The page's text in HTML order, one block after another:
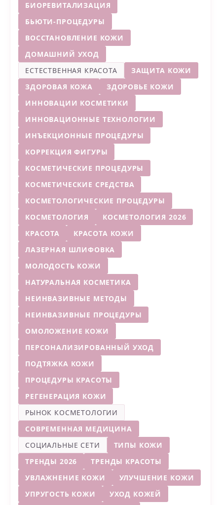
БИОРЕВИТАЛИЗАЦИЯ
БЬЮТИ-ПРОЦЕДУРЫ
ВОССТАНОВЛЕНИЕ КОЖИ
ДОМАШНИЙ УХОД
ЕСТЕСТВЕННАЯ КРАСОТА
ЗАЩИТА КОЖИ
ЗДОРОВАЯ КОЖА
ЗДОРОВЬЕ КОЖИ
ИННОВАЦИИ КОСМЕТИКИ
ИННОВАЦИОННЫЕ ТЕХНОЛОГИИ
ИНЪЕКЦИОННЫЕ ПРОЦЕДУРЫ
КОРРЕКЦИЯ ФИГУРЫ
КОСМЕТИЧЕСКИЕ ПРОЦЕДУРЫ
КОСМЕТИЧЕСКИЕ СРЕДСТВА
КОСМЕТОЛОГИЧЕСКИЕ ПРОЦЕДУРЫ
КОСМЕТОЛОГИЯ
КОСМЕТОЛОГИЯ 2026
КРАСОТА
КРАСОТА КОЖИ
ЛАЗЕРНАЯ ШЛИФОВКА
МОЛОДОСТЬ КОЖИ
НАТУРАЛЬНАЯ КОСМЕТИКА
НЕИНВАЗИВНЫЕ МЕТОДЫ
НЕИНВАЗИВНЫЕ ПРОЦЕДУРЫ
ОМОЛОЖЕНИЕ КОЖИ
ПЕРСОНАЛИЗИРОВАННЫЙ УХОД
ПОДТЯЖКА КОЖИ
ПРОЦЕДУРЫ КРАСОТЫ
РЕГЕНЕРАЦИЯ КОЖИ
РЫНОК КОСМЕТОЛОГИИ
СОВРЕМЕННАЯ МЕДИЦИНА
СОЦИАЛЬНЫЕ СЕТИ
ТИПЫ КОЖИ
ТРЕНДЫ 2026
ТРЕНДЫ КРАСОТЫ
УВЛАЖНЕНИЕ КОЖИ
УЛУЧШЕНИЕ КОЖИ
УПРУГОСТЬ КОЖИ
УХОД КОЖЕЙ